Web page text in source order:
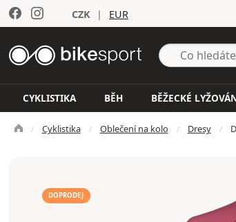
CZK | EUR
CYKLISTIKA BĚH BĚŽECKÉ
Cyklistika Oblečení na kolo Dresy
DOPRODEJ